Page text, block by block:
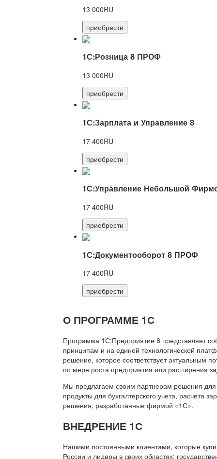
13 000RU
приобрести
1С:Розница 8 ПРОФ
13 000RU
приобрести
1С:Зарплата и Управление 8
17 400RU
приобрести
1С:Управление Небольшой
17 400RU
приобрести
1С:Документооборот 8 ПРОФ
17 400RU
приобрести
О ПРОГРАММЕ 1С
Программа 1С:Предприятие 8 представляет
принципам и на единой технологической
решение, которое соответствует актуальным
по мере роста предприятия или расширения
Мы предлагаем своим партнерам решения для
продукты для бухгалтерского учета, расчета
решения, разработанные фирмой «1С».
ВНЕДРЕНИЕ 1С
Нашими постоянными клиентами, которые
России и лидеры в своих областях: